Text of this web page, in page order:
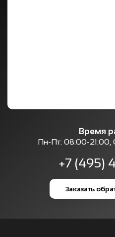
Время
Пн-Пт: 08:00-21:00,
+7 (495)
Заказать